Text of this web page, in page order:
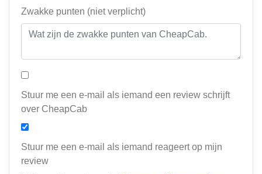
Zwakke punten (niet verplicht)
Stuur me een e-mail als iemand een review schrijft
over CheapCab
Stuur me een e-mail als iemand reageert op mijn
review